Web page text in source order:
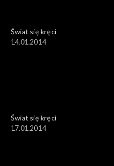
Świat się kręci
14.01.2014
Świat się kręci
17.01.2014